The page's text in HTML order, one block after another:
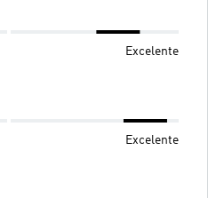
Excelente
Excelente